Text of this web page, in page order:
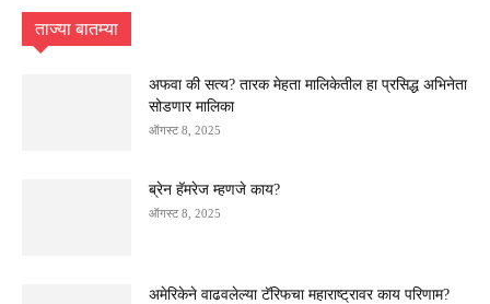
ताज्या बातम्या
अफवा की सत्य? तारक मेहता मालिकेतील हा प्रसिद्ध अभिनेता
सोडणार मालिका
ऑगस्ट 8, 2025
ब्रेन हॅमरेज म्हणजे काय?
ऑगस्ट 8, 2025
अमेरिकेने वाढवलेल्या टॅरिफचा महाराष्ट्रावर काय परिणाम?